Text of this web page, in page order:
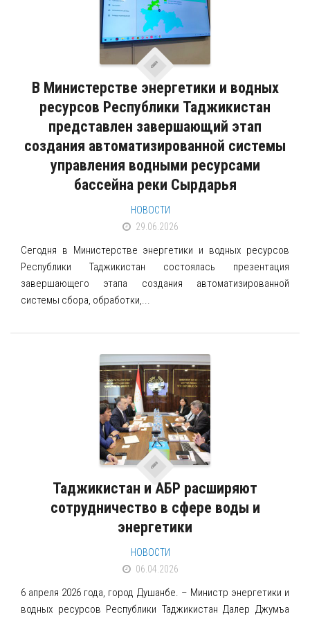
МОНИТОРИНГ ВОДНЫХ ОБЪЕКТОВ
ВОДНОЕ ЗАКОНОДАТЕЛЬСТВО
СТРАТЕГИИ
ПРОГРАММЫ
БАССЕЙНОВЫЕ ПЛАНЫ
ПРОЕКТЫ
РЕАЛИЗУЕМЫЕ ПРОЕКТЫ
Мелиорация и ирригация
Питьевое водоснабжение
Другие проекты
РЕАЛИЗОВАННЫЕ ПРОЕКТЫ
Мелиорация и ирригация
ВКЛАД ПАРТНЕРОВ
ОТЧЕТЫ ПРОЕКТОВ
В Министерстве энергетики и водных
ресурсов Республики Таджикистан
представлен завершающий этап
создания автоматизированной системы
управления водными ресурсами
бассейна реки Сырдарья
НОВОСТИ
29.06.2026
Сегодня в Министерстве энергетики и водных ресурсов
Республики Таджикистан состоялась презентация
завершающего этапа создания автоматизированной
системы сбора, обработки,...
Таджикистан и АБР расширяют
сотрудничество в сфере воды и
энергетики
НОВОСТИ
06.04.2026
6 апреля 2026 года, город Душанбе. – Министр энергетики и
водных ресурсов Республики Таджикистан Далер Джумъа